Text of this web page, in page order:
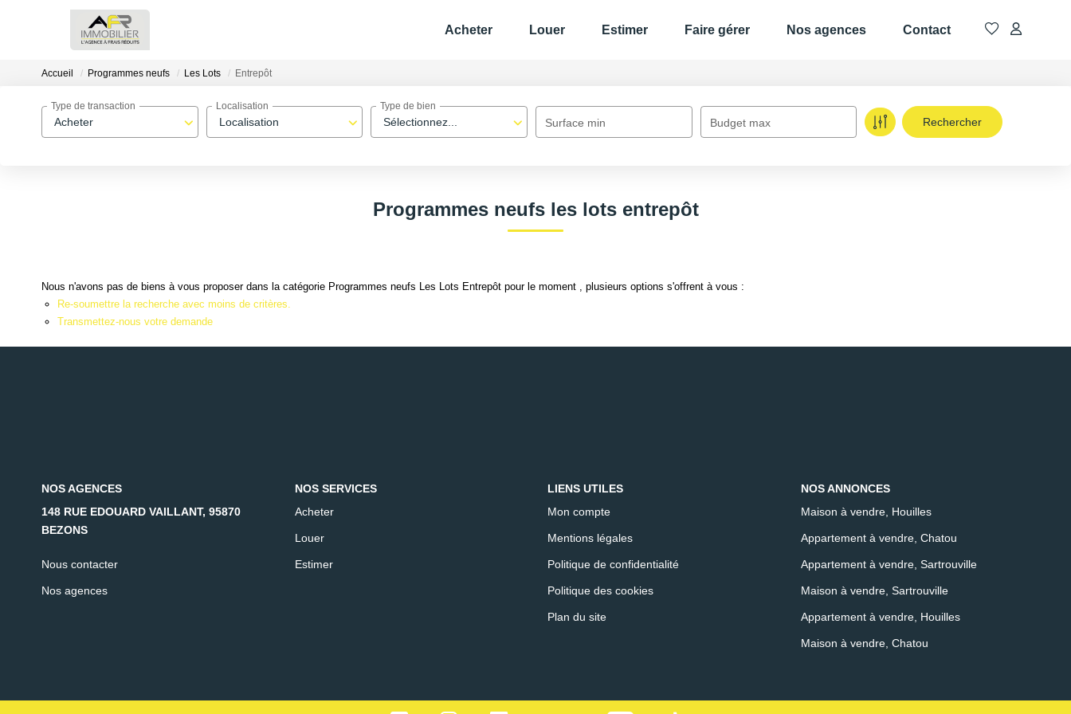
Acheter Louer Estimer Faire gérer Nos agences Contact
Accueil Programmes neufs Les Lots Entrepôt
Acheter
Type de transaction
Localisation
Localisation
Sélectionnez...
Type de bien
Surface min Budget max
Programmes neufs les lots entrepôt
Nous n'avons pas de biens à vous proposer dans la catégorie Programmes neufs Les Lots Entrepôt pour le moment , plusieurs options s'offrent à vous :
Re-soumettre la recherche avec moins de critères.
Transmettez-nous votre demande
NOS AGENCES
148 RUE EDOUARD VAILLANT, 95870
BEZONS
Nous contacter
Nos agences
NOS SERVICES
Acheter
Louer
Estimer
LIENS UTILES
Mon compte
Mentions légales
Politique de confidentialité
Politique des cookies
Plan du site
NOS ANNONCES
Maison à vendre, Houilles
Appartement à vendre, Chatou
Appartement à vendre, Sartrouville
Maison à vendre, Sartrouville
Appartement à vendre, Houilles
Maison à vendre, Chatou